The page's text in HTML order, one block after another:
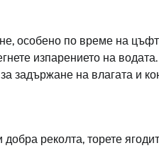
особено по време на
изпарението на
задържане на влагата и
реколта, торете